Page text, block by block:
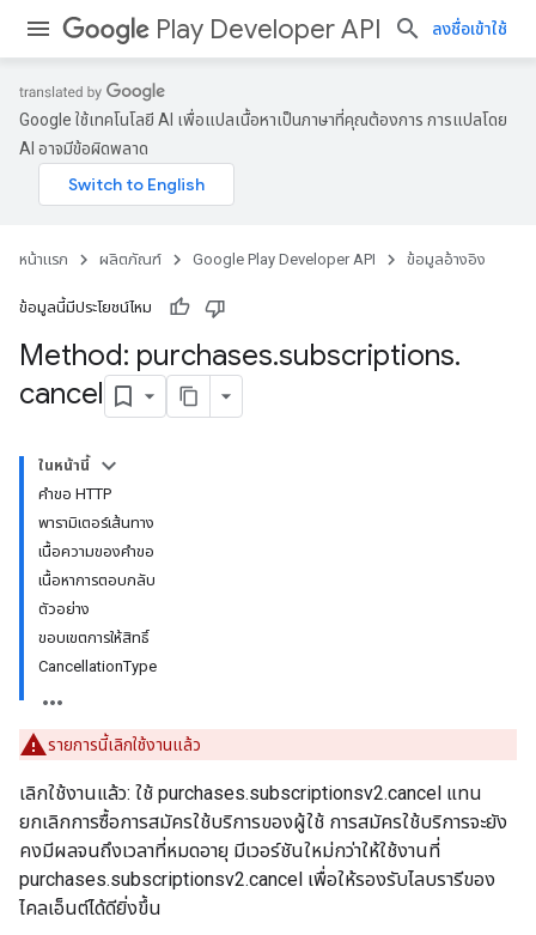
Play Developer API ลงชื่อเข้าใช้
Google ใช้เทคโนโลยี AI เพื่อแปลเนื้อหาเป็นภาษาที่คุณต้องการ การแปลโดย
AI อาจมีข้อผิดพลาด
หน้าแรก ผลิตภัณฑ์ Google Play Developer API ข้อมูลอ้างอิง
ข้อมูลนี้มีประโยชน์ไหม
Method: purchases.subscriptions.
cancel
ในหน้านี้
คำขอ HTTP
พารามิเตอร์เส้นทาง
เนื้อความของคำขอ
เนื้อหาการตอบกลับ
ตัวอย่าง
ขอบเขตการให้สิทธิ์
CancellationType
รายการนี้เลิกใช้งานแล้ว
เลิกใช้งานแล้ว: ใช้ purchases.subscriptionsv2.cancel แทน
ยกเลิกการซื้อการสมัครใช้บริการของผู้ใช้ การสมัครใช้บริการจะยัง
คงมีผลจนถึงเวลาที่หมดอายุ มีเวอร์ชันใหม่กว่าให้ใช้งานที่
purchases.subscriptionsv2.cancel เพื่อให้รองรับไลบรารีของ
ไคลเอ็นต์ได้ดียิ่งขึ้น